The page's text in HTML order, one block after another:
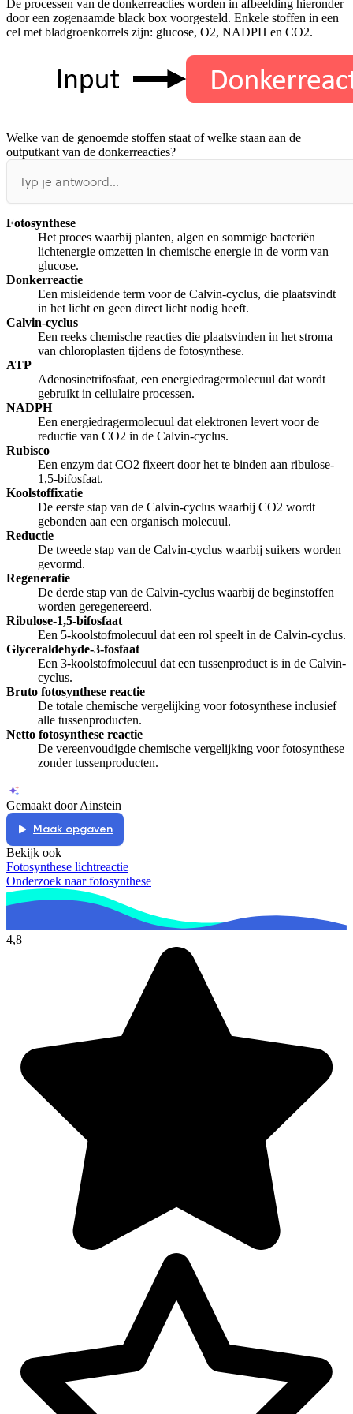
Afspelen werkte niet
Iets anders
De processen van de donkerreacties worden in afbeelding hieronder
door een zogenaamde black box voorgesteld. Enkele stoffen in een
cel met bladgroenkorrels zijn: glucose, O2, NADPH en CO2.
Welke van de genoemde stoffen staat of welke staan aan de
outputkant van de donkerreacties?
Fotosynthese
Het proces waarbij planten, algen en sommige bacteriën
lichtenergie omzetten in chemische energie in de vorm van
glucose.
Donkerreactie
Een misleidende term voor de Calvin-cyclus, die plaatsvindt
in het licht en geen direct licht nodig heeft.
Calvin-cyclus
Een reeks chemische reacties die plaatsvinden in het stroma
van chloroplasten tijdens de fotosynthese.
ATP
Adenosinetrifosfaat, een energiedragermolecuul dat wordt
gebruikt in cellulaire processen.
NADPH
Een energiedragermolecuul dat elektronen levert voor de
reductie van CO2 in de Calvin-cyclus.
Rubisco
Een enzym dat CO2 fixeert door het te binden aan ribulose-
1,5-bifosfaat.
Koolstoffixatie
De eerste stap van de Calvin-cyclus waarbij CO2 wordt
gebonden aan een organisch molecuul.
Reductie
De tweede stap van de Calvin-cyclus waarbij suikers worden
gevormd.
Regeneratie
De derde stap van de Calvin-cyclus waarbij de beginstoffen
worden geregenereerd.
Ribulose-1,5-bifosfaat
Een 5-koolstofmolecuul dat een rol speelt in de Calvin-cyclus.
Glyceraldehyde-3-fosfaat
Een 3-koolstofmolecuul dat een tussenproduct is in de Calvin-
cyclus.
Bruto fotosynthese reactie
De totale chemische vergelijking voor fotosynthese inclusief
alle tussenproducten.
Netto fotosynthese reactie
De vereenvoudigde chemische vergelijking voor fotosynthese
zonder tussenproducten.
Gemaakt door Ainstein
Maak opgaven
Bekijk ook
Fotosynthese lichtreactie
Onderzoek naar fotosynthese
4,8